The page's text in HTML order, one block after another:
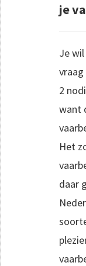
je
Je
vraag
2
want
Het
daar